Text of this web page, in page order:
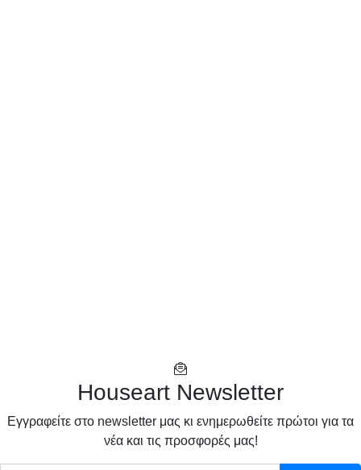
Houseart Newsletter
Eγγραφείτε στο newsletter μας κι ενημερωθείτε πρώτοι για τα
νέα και τις προσφορές μας!